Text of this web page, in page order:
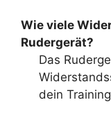
Wie viele
Rudergerät?
Das
dein